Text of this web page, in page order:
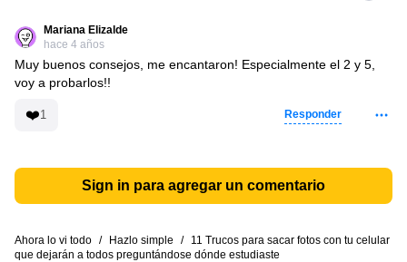
Mariana Elizalde
hace 4 años
Muy buenos consejos, me encantaron! Especialmente el 2 y 5,
voy a probarlos!!
❤️1 Responder
Sign in para agregar un comentario
Ahora lo vi todo / Hazlo simple /
11 Trucos para sacar fotos con tu celular
que dejarán a todos preguntándose dónde estudiaste